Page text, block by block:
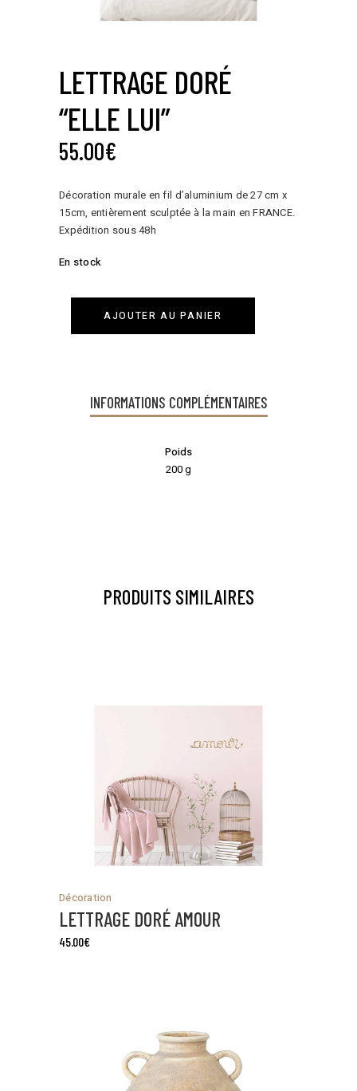
LETTRAGE DORÉ
“ELLE LUI”
55.00€
Décoration murale en fil d’aluminium de 27 cm x
15cm, entièrement sculptée à la main en FRANCE.
Expédition sous 48h
En stock
AJOUTER AU PANIER
INFORMATIONS COMPLÉMENTAIRES
Poids
200 g
PRODUITS SIMILAIRES
Décoration
LETTRAGE DORÉ AMOUR
45.00€